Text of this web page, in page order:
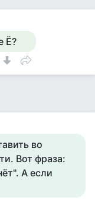
Ё?
во
Вот фраза:
А если